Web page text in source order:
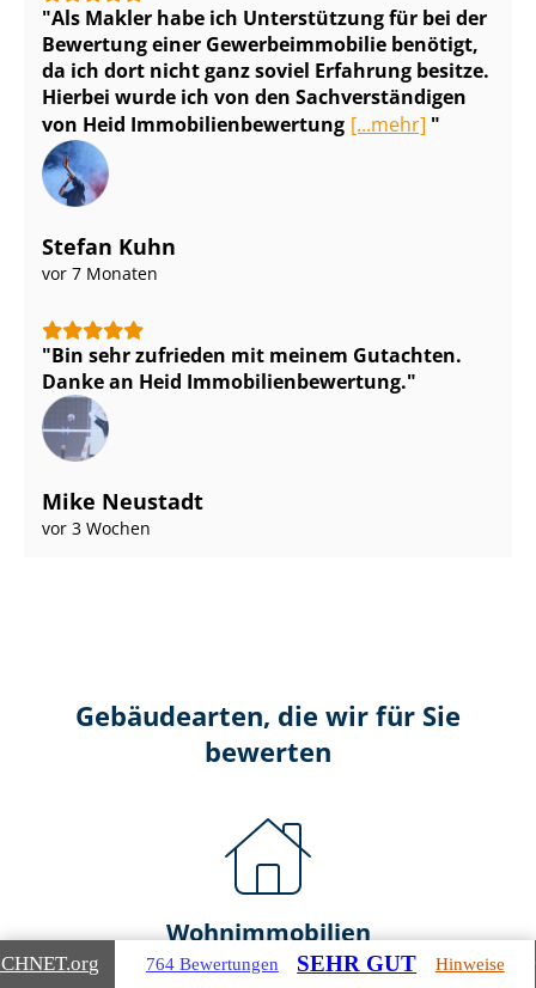
Als Makler habe ich Unterstützung für bei der
Bewertung einer Ge­wer­be­im­mo­bi­lie benötigt,
da ich dort nicht ganz soviel Erfahrung besitze.
Hierbei wurde ich von den Sach­ver­stän­di­gen
von Heid Im­mo­bi­li­en­be­wer­tung [...mehr]
Stefan Kuhn
vor 7 Monaten
Bin sehr zufrieden mit meinem Gutachten.
Danke an Heid Im­mo­bi­li­en­be­wer­tung.
Mike Neustadt
vor 3 Wochen
Gebäudearten, die wir für Sie
bewerten
Wohnimmobilien
.org 764 Bewertungen SEHR GUT Hinweise